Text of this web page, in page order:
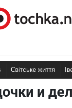
Світське життя
и